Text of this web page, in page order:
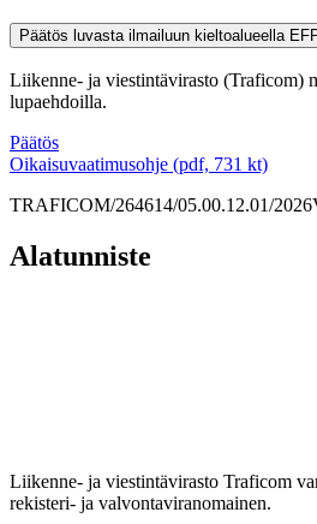
Päätös luvasta ilmailuun kieltoalueella
Liikenne- ja viestintävirasto (Traficom)
lupaehdoilla.
Päätös
Oikaisuvaatimusohje (pdf, 731 kt)
TRAFICOM/264614/05.00.12.01/2026
Alatunniste
Liikenne- ja viestintävirasto Traficom
rekisteri- ja valvontaviranomainen.